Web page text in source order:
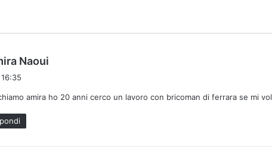
Naoui
e
amira ho 20 anni cerco un lavoro con bricoman di ferrara se mi